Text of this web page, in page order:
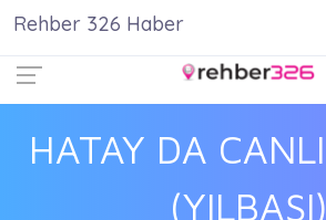
HATAY DA
(YILBAŞI)
Rehber 326 Haber